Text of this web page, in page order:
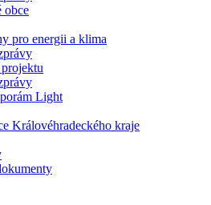
obce
pro energii a klima
Light
Královéhradeckého kraje